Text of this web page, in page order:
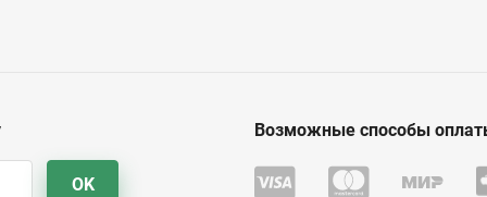
OK
Возможные способы